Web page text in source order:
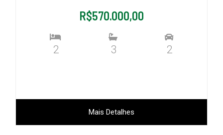
R$570.000,00
2 3 2
Mais Detalhes